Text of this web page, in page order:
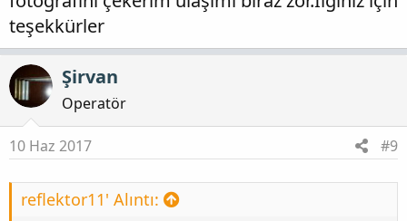
teşekkürler
Şirvan
Operatör
10 Haz 2017 #9
reflektor11' Alıntı: